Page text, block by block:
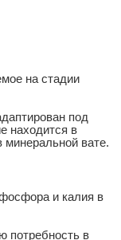
на стадии
под
находится в
минеральной вате.
и калия в
потребность в